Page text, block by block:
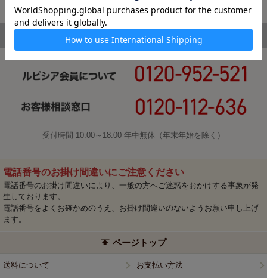
受付時間 10:00～18:00 年中無休（年末年始を除く）
電話番号のお掛け間違いにご注意ください
電話番号のお掛け間違いにより、一般の方へご迷惑をおかけする事象が発
生しております。
電話番号をよくお確かめのうえ、お掛け間違いのないようお願い申し上げ
ます。
ページトップ
送料について お支払い方法